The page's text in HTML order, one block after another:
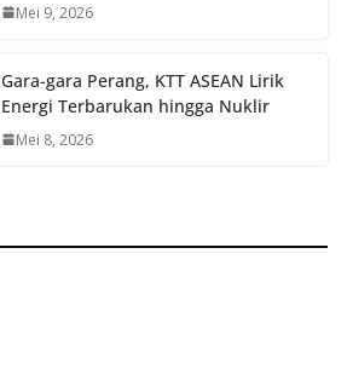
Mei 9, 2026
Gara-gara Perang, KTT ASEAN Lirik
Energi Terbarukan hingga Nuklir
Mei 8, 2026